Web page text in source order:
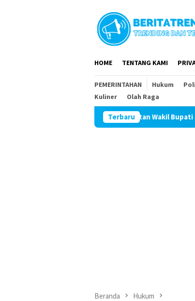
HOME TENTANG KAMI
PEMERINTAHAN Hukum
Kuliner
Olah Raga
Terbaru
Mantan Wakil Bupati Pringsewu
Beranda Hukum